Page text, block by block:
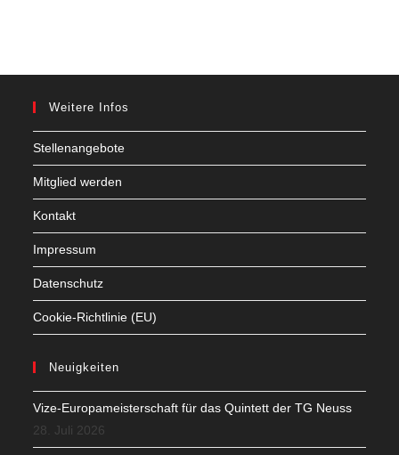
Weitere Infos
Stellenangebote
Mitglied werden
Kontakt
Impressum
Datenschutz
Cookie-Richtlinie (EU)
Neuigkeiten
Vize-Europameisterschaft für das Quintett der TG Neuss
28. Juli 2026